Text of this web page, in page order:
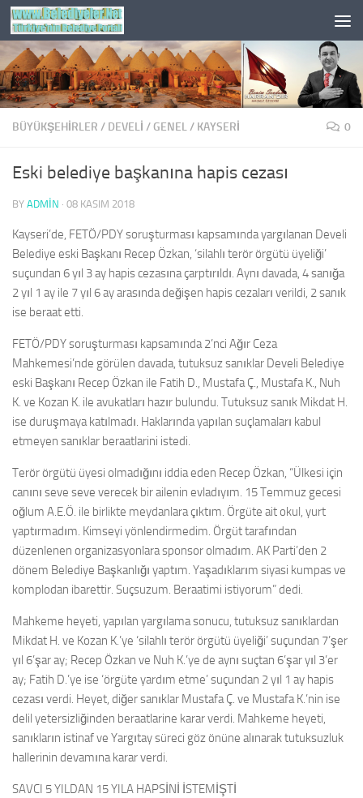
Skip to content
BÜYÜKŞEHİRLER / DEVELI / GENEL/ KAYSERI 0
Eski belediye başkanına hapis cezası
BY ADMIN · 08 KASIM 2018
Kayseri’de, FETÖ/PDY soruşturması kapsamında yargılanan Develi
Belediye eski Başkanı Recep Özkan, ‘silahlı terör örgütü üyeliği’
suçundan 6 yıl 3 ay hapis cezasına çarptırıldı. Aynı davada, 4 sanığa
2 yıl 1 ay ile 7 yıl 6 ay arasında değişen hapis cezaları verildi, 2 sanık
ise beraat etti.
FETÖ/PDY soruşturması kapsamında 2’nci Ağır Ceza
Mahkemesi’nde görülen davada, tutuksuz sanıklar Develi Belediye
eski Başkanı Recep Özkan ile Fatih D., Mustafa Ç., Mustafa K., Nuh
K. ve Kozan K. ile avukatları hazır bulundu. Tutuksuz sanık Mikdat H.
ise duruşmaya katılmadı. Haklarında yapılan suçlamaları kabul
etmeyen sanıklar beraatlarini istedi.
Terör örgütü üyesi olmadığını iddia eden Recep Özkan, “Ülkesi için
canını seve seve verecek bir ailenin evladıyım. 15 Temmuz gecesi
oğlum A.E.Ö. ile birlikte meydanlara çıktım. Örgüte ait okul, yurt
yaptırmadım. Kimseyi yönlendirmedim. Örgüt tarafından
düzenlenen organizasyonlara sponsor olmadım. AK Parti’den 2
dönem Belediye Başkanlığı yaptım. Yaşadıklarım siyasi kumpas ve
komplodan ibarettir. Suçsuzum. Beraatimi istiyorum” dedi.
Mahkeme heyeti, yapılan yargılama sonucu, tutuksuz sanıklardan
Mikdat H. ve Kozan K.’ye ‘silahlı terör örgütü üyeliği’ suçundan 7’şer
yıl 6’şar ay; Recep Özkan ve Nuh K.’ye de aynı suçtan 6’şar yıl 3’er
ay; Fatih D.’ye ise ‘örgüte yardım etme’ suçundan 2 yıl 1 ay hapis
cezası verdi. Heyet, diğer sanıklar Mustafa Ç. ve Mustafa K.’nin ise
delil yetersizliğinden beraatlarine karar verdi. Mahkeme heyeti,
sanıkların istinaf ve Yargıtay süreci göz önüne alınarak tutuksuzluk
hallerinin devamına karar verdi.
SAVCI 5 YILDAN 15 YILA HAPSİNİ İSTEMİŞTİ